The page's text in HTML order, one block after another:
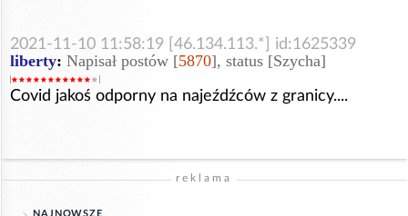
2021-11-10 11:58:19 [46.134.113.*] id:1625339
liberty: Napisał postów [5870], status [Szycha]
Covid jakoś odporny na najeźdźców z granicy....
reklama
NAJNOWSZE